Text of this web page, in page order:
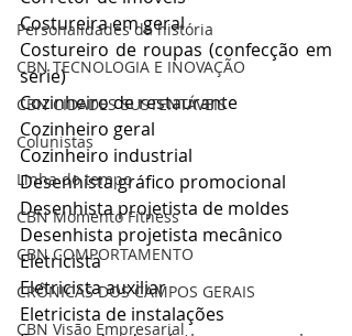
Personalidades da história
CBN TECNOLOGIA E INOVAÇÃO
CBN CIDADES SUSTENTÁVEIS
Colunistas
Linha do tempo
CBN Momento Fitness
CBN COMPORTAMENTO
CRÔNICAS DOS CAMPOS GERAIS
CBN Visão Empresarial
Costureira em geral
Costureiro de roupas (confecção em
série)
Cozinheiro de restaurante
Cozinheiro geral
Cozinheiro industrial
Desenhista gráfico promocional
Desenhista projetista de moldes
Desenhista projetista mecânico
Eletricista
Eletricista auxiliar
Eletricista de instalações